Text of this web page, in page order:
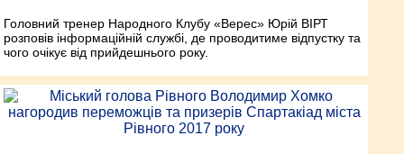
Головний тренер Народного Клубу «Верес» Юрій ВІРТ
розповів інформаційній службі, де проводитиме відпустку та
чого очікує від прийдешнього року.